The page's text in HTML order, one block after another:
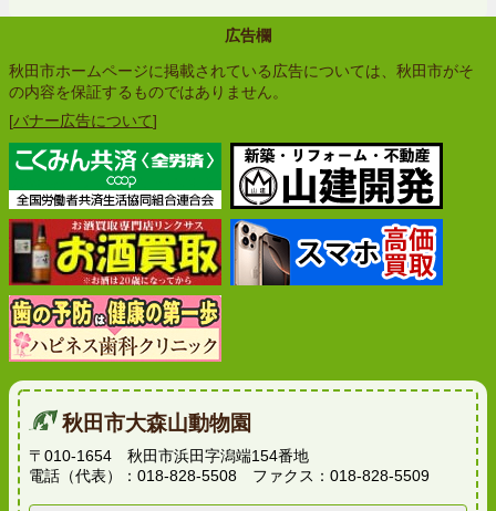
広告欄
秋田市ホームページに掲載されている広告については、秋田市がそ
の内容を保証するものではありません。
[バナー広告について]
秋田市大森山動物園
〒010-1654 秋田市浜田字潟端154番地
電話（代表）：018-828-5508 ファクス：018-828-5509